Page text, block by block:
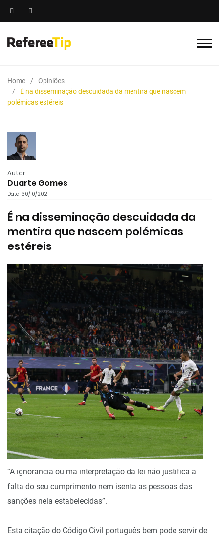
Home
Opiniões
É na disseminação descuidada da mentira que nascem
polémicas estéreis
Autor
Duarte Gomes
Data: 30/10/2021
É na disseminação descuidada da
mentira que nascem polémicas
estéreis
“A ignorância ou má interpretação da lei não justifica a
falta do seu cumprimento nem isenta as pessoas das
sanções nela estabelecidas”.
Esta citação do Código Civil português bem pode servir de